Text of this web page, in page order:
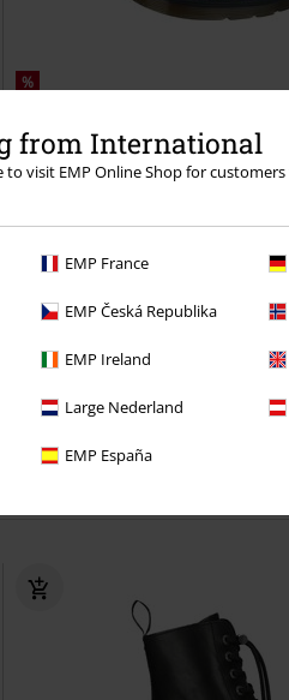
from International
to visit EMP Online Shop for
EMP France
EMP Česká Republika
EMP Ireland
Large Nederland
EMP España
%
€ 151,99
1461 Virginia Black Virginia Dr.